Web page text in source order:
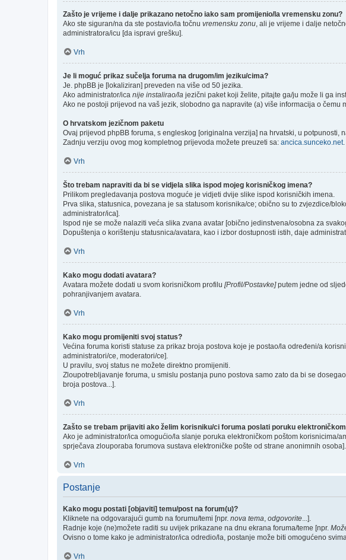
Zašto je vrijeme i dalje prikazano netočno iako sam promijenio/la vremensku zonu?
Ako ste siguran/na da ste postavio/la točnu vremensku zonu, ali je vrijeme i dalje
administratora/icu [da ispravi grešku].
Vrh
Je li moguć prikaz sučelja foruma na drugom/im jeziku/cima?
Je. phpBB je [lokaliziran] preveden na više od 50 jezika.
Ako administrator/ica nije instalirao/la jezični paket koji želite, pitajte ga/ju može li ga
Ako ne postoji prijevod na vaš jezik, slobodno ga napravite (a) više informacija o čemu
O hrvatskom jezičnom paketu
Ovaj prijevod phpBB foruma, s engleskog [originalna verzija] na hrvatski, u potpunosti,
Zadnju verziju ovog mog kompletnog prijevoda možete preuzeti sa: ancica.sunceko.net.
Vrh
Što trebam napraviti da bi se vidjela slika ispod mojeg korisničkog imena?
Prilikom pregledavanja postova moguće je vidjeti dvije slike ispod korisničkih imena.
Prva slika, statusnica, povezana je sa statusom korisnika/ce; obično su to zvjezdice/
administrator/ica].
Ispod nje se može nalaziti veća slika zvana avatar [obično jedinstvena/osobna za
Dopuštenja o korištenju statusnica/avatara, kao i izbor dostupnosti istih, daje
Vrh
Kako mogu dodati avatara?
Avatara možete dodati u svom korisničkom profilu [Profil/Postavke]putem jedne od
pohranjivanjem avatara.
Vrh
Kako mogu promijeniti svoj status?
Većina foruma koristi statuse za prikaz broja postova koje je postao/la određeni/a
administratori/ce, moderatori/ce].
U pravilu, svoj status ne možete direktno promijeniti.
Zloupotrebljavanje foruma, u smislu postanja puno postova samo zato da bi se
broja postova...].
Vrh
Zašto se trebam prijaviti ako želim korisniku/ci foruma poslati poruku
Ako je administrator/ica omogućio/la slanje poruka elektroničkom poštom korisnicima/
sprječava zlouporaba forumova sustava elektroničke pošte od strane anonimnih osoba].
Vrh
Postanje
Kako mogu postati [objaviti] temu/post na forum(u)?
Kliknete na odgovarajući gumb na forumu/temi [npr. nova tema, odgovorite...].
Radnje koje (ne)možete raditi su uvijek prikazane na dnu ekrana foruma/teme [npr.
Ovisno o tome kako je administrator/ica odredio/la, postanje može biti omogućeno
Vrh